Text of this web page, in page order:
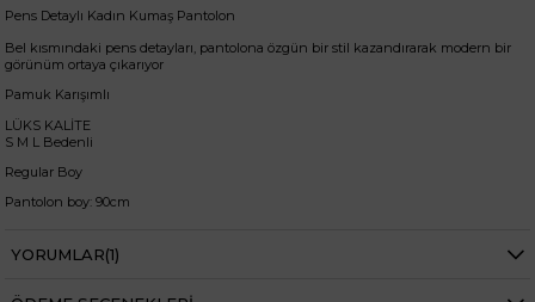
Pens Detaylı Kadın Kumaş Pantolon
Bel kısmındaki pens detayları, pantolona özgün bir stil kazandırarak modern bir
görünüm ortaya çıkarıyor
Pamuk Karışımlı
LÜKS KALİTE
S M L Bedenli
Regular Boy
Pantolon boy: 90cm
M Beden Bel: 72cm - Basen: 110cm
L Beden Bel: 76cm - Basen 120cm
+
YORUMLAR(1)